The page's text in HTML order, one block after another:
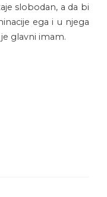
slobodan, a da bi
ega i u njega
glavni imam.